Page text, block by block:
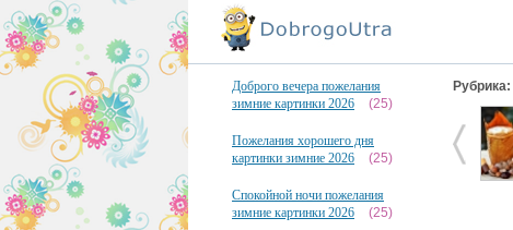
Доброго вечера пожелания
зимние картинки 2026
(25)
Пожелания хорошего дня
картинки зимние 2026
(25)
Спокойной ночи пожелания
зимние картинки 2026
(25)
Рубрика: